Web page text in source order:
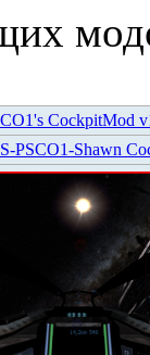
CockpitMod
PSCO1-Shawn